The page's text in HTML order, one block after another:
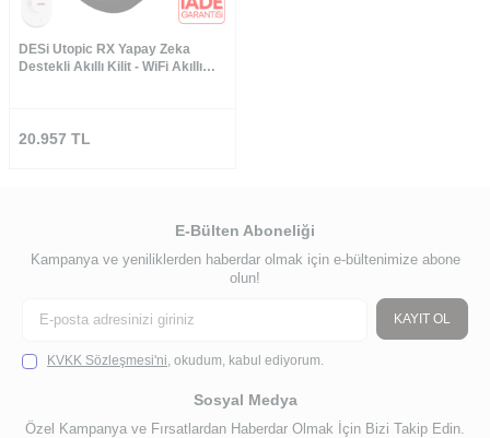
DESi Utopic RX Yapay Zeka
Destekli Akıllı Kilit - WiFi Akıllı
20.957 TL
E-Bülten Aboneliği
Kampanya ve yeniliklerden haberdar olmak için e-bültenimize abone
olun!
KAYIT OL
KVKK Sözleşmesi'ni, okudum, kabul ediyorum.
Sosyal Medya
Özel Kampanya ve Fırsatlardan Haberdar Olmak İçin Bizi Takip Edin.